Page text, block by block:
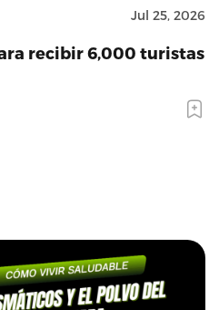
Jul 25, 2026
recibir 6,000 turistas